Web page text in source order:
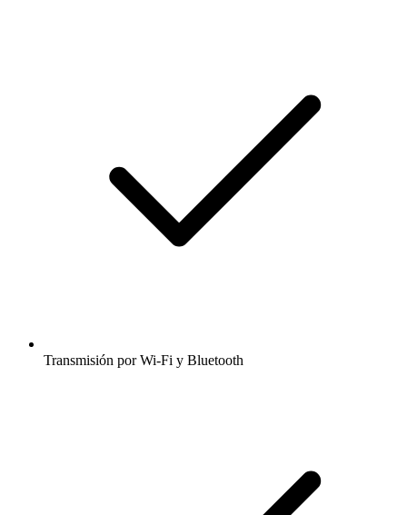
Transmisión por Wi-Fi y Bluetooth